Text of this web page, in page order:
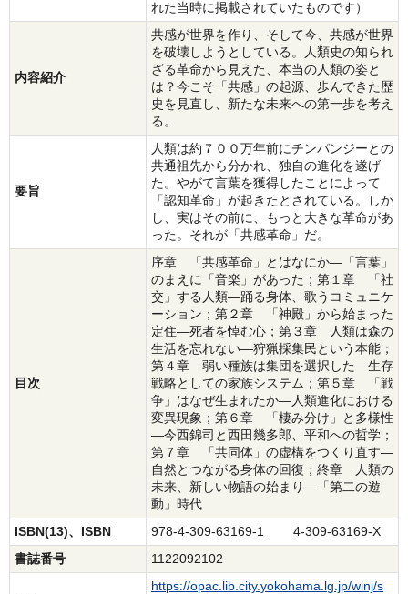
れた当時に掲載されていたものです）
内容紹介
共感が世界を作り、そして今、共感が世界
を破壊しようとしている。人類史の知られ
ざる革命から見えた、本当の人類の姿と
は？今こそ「共感」の起源、歩んできた歴
史を見直し、新たな未来への第一歩を考え
る。
要旨
人類は約７００万年前にチンパンジーとの
共通祖先から分かれ、独自の進化を遂げ
た。やがて言葉を獲得したことによって
「認知革命」が起きたとされている。しか
し、実はその前に、もっと大きな革命があ
った。それが「共感革命」だ。
目次
序章 「共感革命」とはなにか―「言葉」
のまえに「音楽」があった；第１章 「社
交」する人類―踊る身体、歌うコミュニケ
ーション；第２章 「神殿」から始まった
定住―死者を悼む心；第３章 人類は森の
生活を忘れない―狩猟採集民という本能；
第４章 弱い種族は集団を選択した―生存
戦略としての家族システム；第５章 「戦
争」はなぜ生まれたか―人類進化における
変異現象；第６章 「棲み分け」と多様性
―今西錦司と西田幾多郎、平和への哲学；
第７章 「共同体」の虚構をつくり直す―
自然とつながる身体の回復；終章 人類の
未来、新しい物語の始まり―「第二の遊
動」時代
ISBN(13)、ISBN
978-4-309-63169-1 4-309-63169-X
書誌番号
1122092102
https://opac.lib.city.yokohama.lg.jp/winj/s